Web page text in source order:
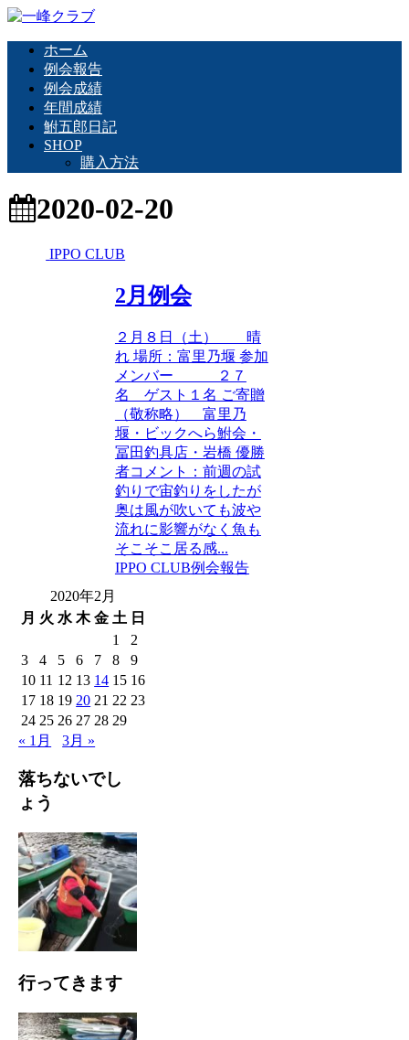
ホーム
例会報告
例会成績
年間成績
鮒五郎日記
SHOP
購入方法
2020-02-20
IPPO CLUB
2月例会
２月８日（土） 晴
れ 場所：富里乃堰 参加
メンバー ２７
名 ゲスト１名 ご寄贈
（敬称略） 富里乃
堰・ビックへら鮒会・
冨田釣具店・岩橋 優勝
者コメント：前週の試
釣りで宙釣りをしたが
奥は風が吹いても波や
流れに影響がなく魚も
そこそこ居る感...
IPPO CLUB例会報告
2020年2月
月 火 水 木 金 土 日
1
2
3
4 5 6 7 8
9
10 11 12 13 14 15 16
17 18 19 20 21 22 23
24 25 26 27 28 29
« 1月
3月 »
落ちないでし
ょう
行ってきます